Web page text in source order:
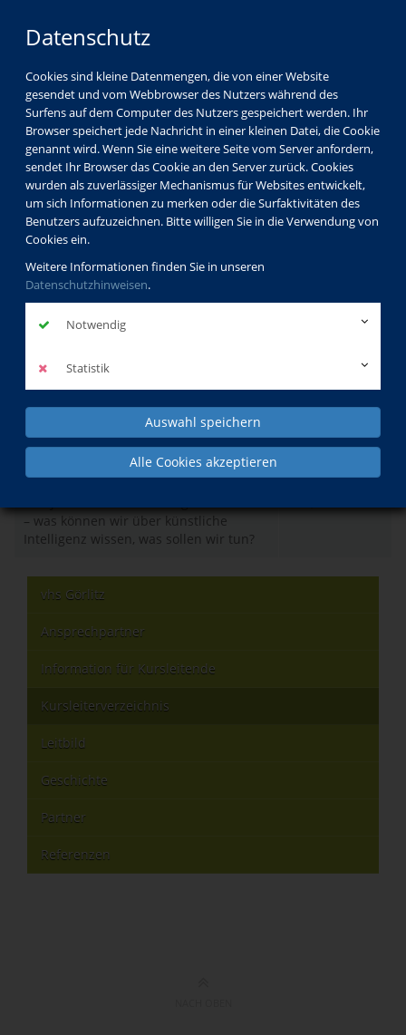
Datenschutz
Cookies sind kleine Datenmengen, die von einer Website
gesendet und vom Webbrowser des Nutzers während des
Surfens auf dem Computer des Nutzers gespeichert werden. Ihr
Browser speichert jede Nachricht in einer kleinen Datei, die Cookie
genannt wird. Wenn Sie eine weitere Seite vom Server anfordern,
sendet Ihr Browser das Cookie an den Server zurück. Cookies
wurden als zuverlässiger Mechanismus für Websites entwickelt,
um sich Informationen zu merken oder die Surfaktivitäten des
Benutzers aufzuzeichnen. Bitte willigen Sie in die Verwendung von
Cookies ein.
Weitere Informationen finden Sie in unseren
Datenschutzhinweisen.
Notwendig
Statistik
Auswahl speichern
Alle Cookies akzeptieren
vhs Görlitz
Kursleiterverzeichnis
Dr. Steffen Albrecht
Dr. Steffen
Albrecht
Dozentenprofil
Kurse des Dozenten
– was können wir über künstliche
Intelligenz wissen, was sollen wir tun?
vhs Görlitz
Ansprechpartner
Information für Kursleitende
Kursleiterverzeichnis
Leitbild
Geschichte
Partner
Referenzen